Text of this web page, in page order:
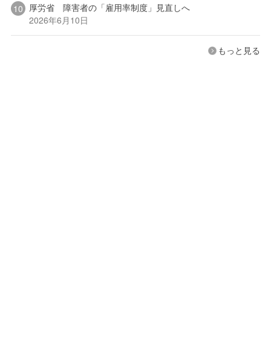
厚労省 障害者の「雇用率制度」見直しへ
2026年6月10日
もっと見る